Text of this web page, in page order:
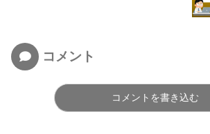
コメント
コメントを書き込む